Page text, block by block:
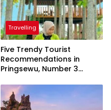
Travelling
Five Trendy Tourist
Recommendations in
Pringsewu, Number 3
President